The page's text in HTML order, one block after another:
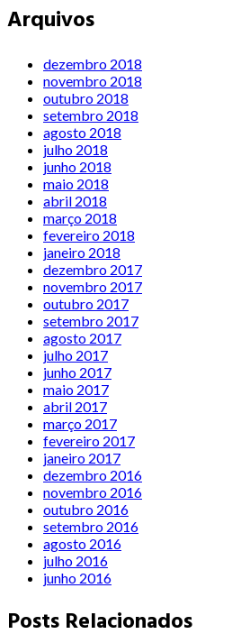
Arquivos
dezembro 2018
novembro 2018
outubro 2018
setembro 2018
agosto 2018
julho 2018
junho 2018
maio 2018
abril 2018
março 2018
fevereiro 2018
janeiro 2018
dezembro 2017
novembro 2017
outubro 2017
setembro 2017
agosto 2017
julho 2017
junho 2017
maio 2017
abril 2017
março 2017
fevereiro 2017
janeiro 2017
dezembro 2016
novembro 2016
outubro 2016
setembro 2016
agosto 2016
julho 2016
junho 2016
Posts Relacionados